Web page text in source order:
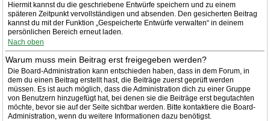
Hiermit kannst du die geschriebene Entwürfe speichern und zu einem
späteren Zeitpunkt vervollständigen und absenden. Den gesicherten Beitrag
kannst du mit der Funktion „Gespeicherte Entwürfe verwalten“ in deinem
persönlichen Bereich erneut laden.
Nach oben
Warum muss mein Beitrag erst freigegeben werden?
Die Board-Administration kann entschieden haben, dass in dem Forum, in
dem du einen Beitrag erstellt hast, die Beiträge zuerst geprüft werden
müssen. Es ist auch möglich, dass die Administration dich zu einer Gruppe
von Benutzern hinzugefügt hat, bei denen sie die Beiträge erst begutachten
möchte, bevor sie auf der Seite sichtbar werden. Bitte kontaktiere die Board-
Administration, wenn du weitere Informationen dazu benötigst.